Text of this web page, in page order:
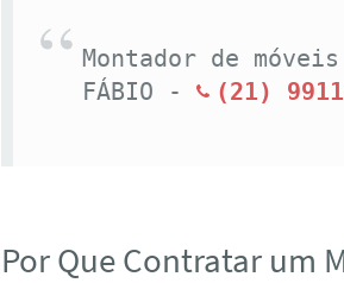
Montador de
FÁBIO -
(21)
Por Que Contratar um